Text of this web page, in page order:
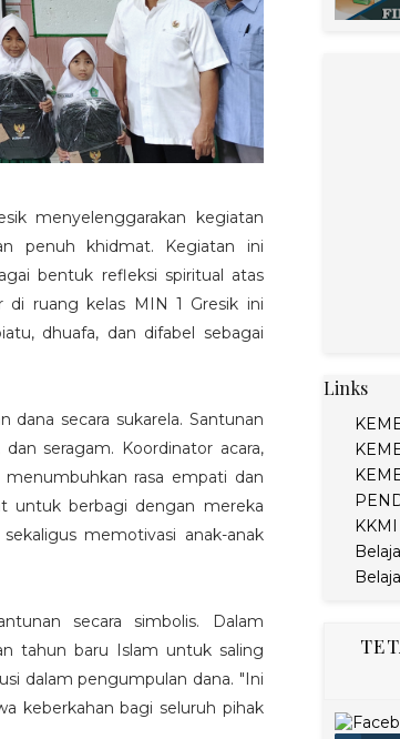
menyelenggarakan kegiatan
penuh khidmat. Kegiatan ini
bentuk refleksi spiritual atas
di ruang kelas MIN 1 Gresik ini
dhuafa, dan difabel sebagai
secara sukarela. Santunan
seragam. Koordinator acara,
rasa empati dan
untuk berbagi dengan mereka
memotivasi anak-anak
secara simbolis. Dalam
tahun baru Islam untuk saling
dalam pengumpulan dana. "Ini
keberkahan bagi seluruh pihak
Links